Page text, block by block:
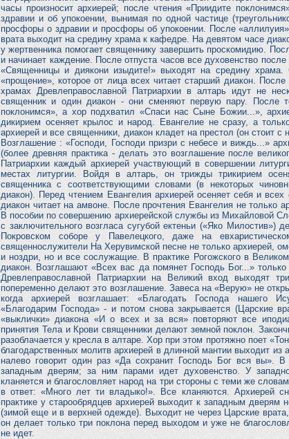
часы произносит архиерей; после чтения «Приидите
здравии и об упокоении, вынимая по одной частице
просфоры о здравии и просфоры об упокоении. После
врата выходит на средину храма к кафедре. На девятом часе
у жертвенника помогает священнику завершить проскомидию.
и начинает каждение. После отпуста часов все духовенство
«Священницы и диякони изыдите!» выходят на средину
«прощение», которое от лица всех читает старший диакон. После
храмах Древлеправославной Патриархии в алтарь идут не
священник и один диакон - они сменяют первую пару. После
поклонимся», а хор подхватил «Спаси нас Сыне Божии...»,
дикирием осеняет крылос и народ. Евангелие не сразу, а
архиерей и все священники, диакон кладет на престол (он стоит с
Возглашение : «Господи, Господи призри с небесе и виждь...»
(более древняя практика - делать это возглашение после
Патриархии каждый архиерей участвующий в совершении
местах литургии. Войдя в алтарь, он трижды трикирием
священника с соответствующими словами (в некоторых
диакон). Перед чтением Евангелия архиерей осеняет себя и
диакон читает на амвоне. После прочтения Евангелия не только
В пособии по совершению архиерейской службы из Михайловой
с заключительного возгласа сугубой ектеньи («Яко Милостив»)
Покровском соборе у Павелецкого, даже на
священнослужители На Херувимской песне не только архиерей,
и ноздри, но и все сослужащие. В практике Рогожского в
диакон. Возглашают «Всех вас да помянет Господь Бог...»
Древлеправославной Патриархии на Великий вход выходят
попеременно делают это возглашение. Завеса на «Верую» не
когда архиерей возглашает: «Благодать Господа нашего
«Благодарим Господа» - и потом снова закрывается (Царские
«выклички» диакона «И о всех и за вся» повторяют все
принятия Тела и Крови священники делают земной поклон.
разоблачается у кресла в алтаре. Хор при этом протяжно поет
благодарственных молитв архиерей в длинной мантии выходит из
налево говорит один раз «Да сохранит Господь Бог вся вы».
западным дверям; за ним парами идет духовенство. У
кланяется и благословляет народ на три стороны с теми же
в ответ: «Много лет ти владыко!». Все кланяются. Архиерей
практике у старообрядцев архиерей выходит к западным дверям
(зимой еще и в верхней одежде). Выходит не через Царские
он делает только три поклона перед выходом и уже не
не идет.